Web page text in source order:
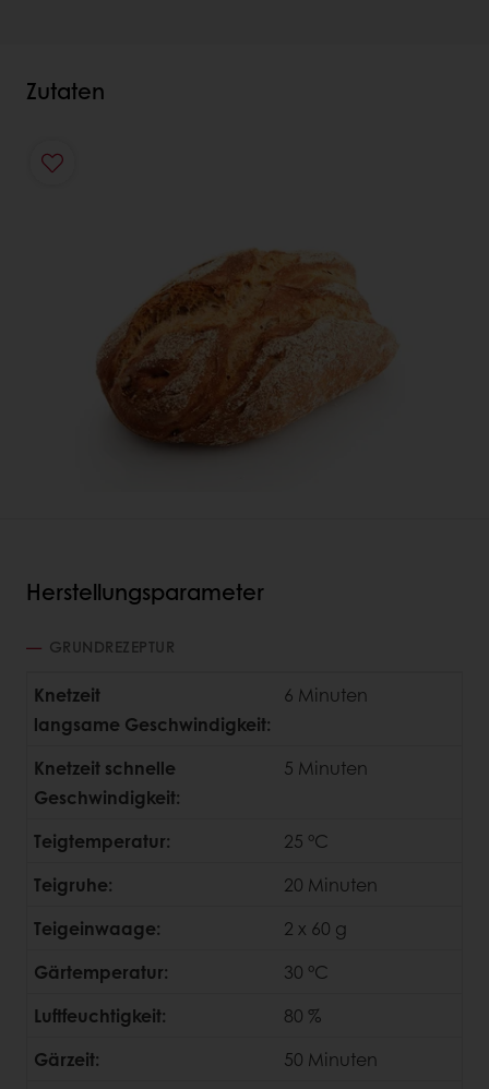
Zutaten
Herstellungsparameter
GRUNDREZEPTUR
Knetzeit
langsame Geschwindigkeit:
6 Minuten
Knetzeit schnelle
Geschwindigkeit:
5 Minuten
Teigtemperatur:
25 °C
Teigruhe:
20 Minuten
Teigeinwaage:
2 x 60 g
Gärtemperatur:
30 °C
Luftfeuchtigkeit:
80 %
Gärzeit:
50 Minuten